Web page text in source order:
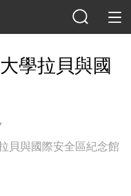
學拉貝與國
貝與國際安全區紀念館